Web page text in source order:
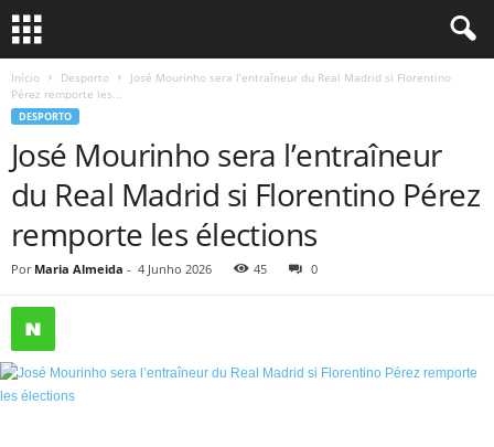
Início Desporto
José Mourinho sera l’entraîneur du Real Madrid si Florentino
Pérez remporte les...
DESPORTO
José Mourinho sera l’entraîneur
du Real Madrid si Florentino Pérez
remporte les élections
Por Maria Almeida - 4 Junho 2026 45 0